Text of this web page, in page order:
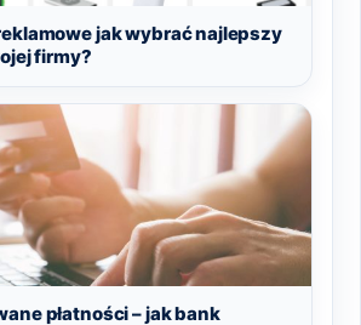
jak wybrać najlepszy
firmy?
płatności – jak bank